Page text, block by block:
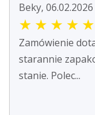
Beky, 06.02.2026
★ ★ ★ ★ ★
Zamówienie
starannie
stanie. Polec...